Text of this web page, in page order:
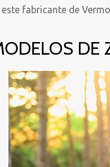
fabricante de
DE